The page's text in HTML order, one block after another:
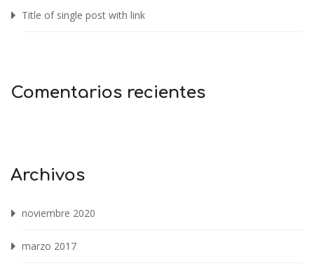
Title of single post with link
Comentarios recientes
Archivos
noviembre 2020
marzo 2017